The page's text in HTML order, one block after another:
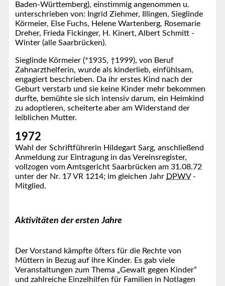
Baden-Württemberg), einstimmig angenommen u.
unterschrieben von: Ingrid Ziehmer, Illingen, Sieglinde
Körmeier, Else Fuchs, Helene Wartenberg, Rosemarie
Dreher, Frieda Fickinger, H. Kinert, Albert Schmitt -
Winter (alle Saarbrücken).
Sieglinde Körmeier (*1935, †1999), von Beruf
Zahnarzthelferin, wurde als kinderlieb, einfühlsam,
engagiert beschrieben. Da ihr erstes Kind nach der
Geburt verstarb und sie keine Kinder mehr bekommen
durfte, bemühte sie sich intensiv darum, ein Heimkind
zu adoptieren, scheiterte aber am Widerstand der
leiblichen Mutter.
1972
Wahl der Schriftführerin Hildegart Sarg, anschließend
Anmeldung zur Eintragung in das Vereinsregister,
vollzogen vom Amtsgericht Saarbrücken am 31.08.72
unter der Nr. 17 VR 1214; im gleichen Jahr DPWV-
Mitglied.
Aktivitäten der ersten Jahre
Der Vorstand kämpfte öfters für die Rechte von
Müttern in Bezug auf ihre Kinder. Es gab viele
Veranstaltungen zum Thema „Gewalt gegen Kinder“
und zahlreiche Einzelhilfen für Familien in Notlagen